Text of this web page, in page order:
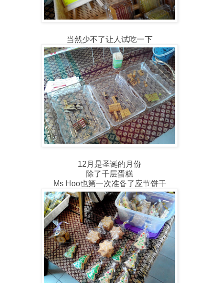
当然少不了让人试吃一下
12月是圣诞的月份
除了千层蛋糕
Ms Hoo也第一次准备了应节饼干